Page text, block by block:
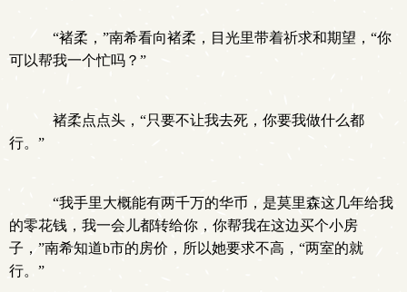
“褚柔，”南希看向褚柔，目光里带着祈求和期望，“你
可以帮我一个忙吗？”
褚柔点点头，“只要不让我去死，你要我做什么都
行。”
“我手里大概能有两千万的华币，是莫里森这几年给我
的零花钱，我一会儿都转给你，你帮我在这边买个小房
子，”南希知道b市的房价，所以她要求不高，“两室的就
行。”